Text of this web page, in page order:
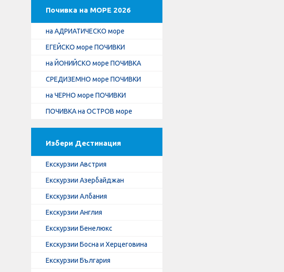
Почивка на МОРЕ 2026
на АДРИАТИЧЕСКО море
ЕГЕЙСКО море ПОЧИВКИ
на ЙОНИЙСКО море ПОЧИВКА
СРЕДИЗЕМНО море ПОЧИВКИ
на ЧЕРНО море ПОЧИВКИ
ПОЧИВКА на ОСТРОВ море
Избери Дестинация
Екскурзии Австрия
Екскурзии Азербайджан
Екскурзии Албания
Екскурзии Англия
Екскурзии Бенелюкс
Екскурзии Босна и Херцеговина
Екскурзии България